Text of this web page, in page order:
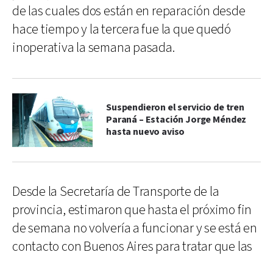
de las cuales dos están en reparación desde
hace tiempo y la tercera fue la que quedó
inoperativa la semana pasada.
Suspendieron el servicio de tren
Paraná – Estación Jorge Méndez
hasta nuevo aviso
Desde la Secretaría de Transporte de la
provincia, estimaron que hasta el próximo fin
de semana no volvería a funcionar y se está en
contacto con Buenos Aires para tratar que las